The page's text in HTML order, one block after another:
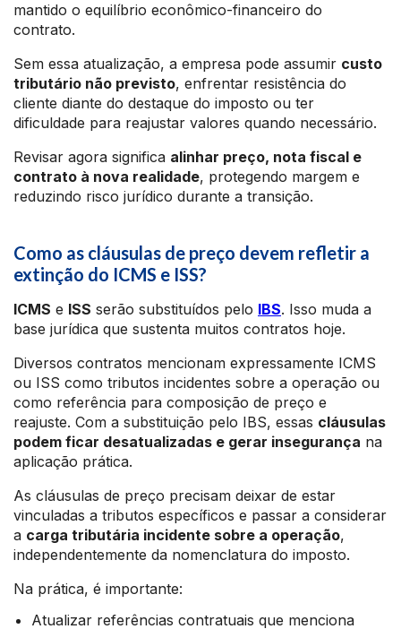
mantido o equilíbrio econômico-financeiro do
contrato.
Sem essa atualização, a empresa pode assumir custo
tributário não previsto, enfrentar resistência do
cliente diante do destaque do imposto ou ter
dificuldade para reajustar valores quando necessário.
Revisar agora significa alinhar preço, nota fiscal e
contrato à nova realidade, protegendo margem e
reduzindo risco jurídico durante a transição.
Como as cláusulas de preço devem refletir a
extinção do ICMS e ISS?
ICMS e ISS serão substituídos pelo IBS. Isso muda a
base jurídica que sustenta muitos contratos hoje.
Diversos contratos mencionam expressamente ICMS
ou ISS como tributos incidentes sobre a operação ou
como referência para composição de preço e
reajuste. Com a substituição pelo IBS, essas cláusulas
podem ficar desatualizadas e gerar insegurança na
aplicação prática.
As cláusulas de preço precisam deixar de estar
vinculadas a tributos específicos e passar a considerar
a carga tributária incidente sobre a operação,
independentemente da nomenclatura do imposto.
Na prática, é importante:
Atualizar referências contratuais que menciona